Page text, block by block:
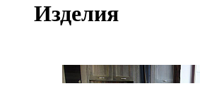
Изделия